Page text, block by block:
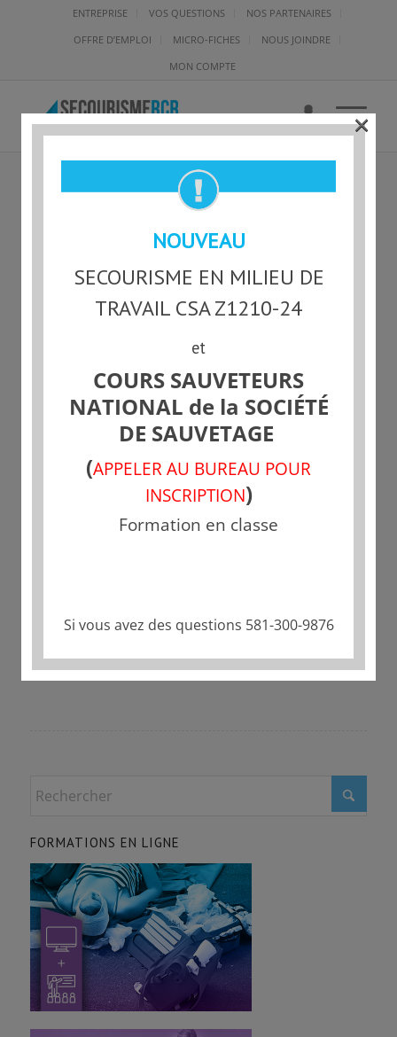
ENTREPRISE VOS QUESTIONS
NOS PARTENAIRES
OFFRE D’EMPLOI
MICRO-FICHES
NOUS JOINDRE
MON COMPTE
PATINAGE CANDA-LOGO2
FORMATIONS EN LIGNE
NOUVEAU
SECOURISME EN MILIEU DE
TRAVAIL CSA Z1210-24
et
COURS SAUVETEURS
NATIONAL de la SOCIÉTÉ
DE SAUVETAGE
(APPELER AU BUREAU POUR
INSCRIPTION)
Formation en classe
Si vous avez des questions 581-300-9876
×